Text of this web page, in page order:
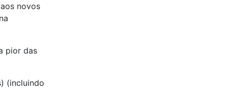
novos
pior das
(incluindo